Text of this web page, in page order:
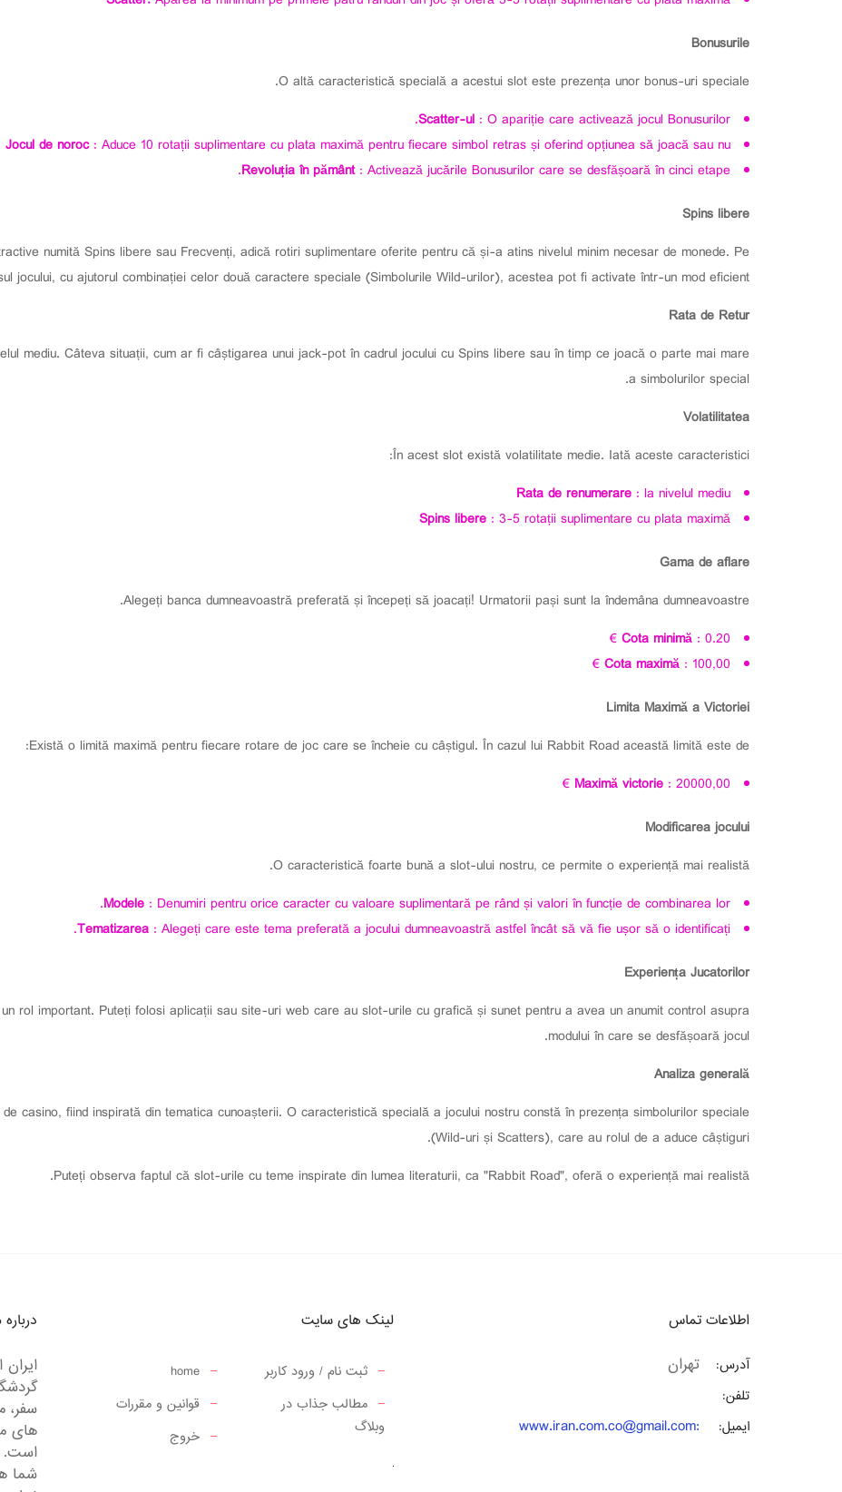
Bonusurile
O altă caracteristică specială a acestui slot este prezența unor bonus-uri speciale.
Scatter-ul : O apariție care activează jocul Bonusurilor.
Jocul de noroc: Aduce 10 rotații suplimentare cu plata maximă pentru fiecare simbol retras și oferind opțiunea să joacă sau nu
Revoluția în pământ: Activează jucările Bonusurilor care se desfășoară în cinci etape.
Spins libere
numită Spins libere sau Frecvenți, adică rotiri suplimentare oferite pentru că și-a atins nivelul minim necesar de monede. Pe
jocului, cu ajutorul combinației celor două caractere speciale (Simbolurile Wild-urilor), acestea pot fi activate într-un mod eficient.
Rata de Retur
mediu. Câteva situații, cum ar fi câștigarea unui jack-pot în cadrul jocului cu Spins libere sau în timp ce joacă o parte mai mare
a simbolurilor special.
Volatilitatea
În acest slot există volatilitate medie. Iată aceste caracteristici:
Rata de renumerare : la nivelul mediu
Spins libere : 3-5 rotații suplimentare cu plata maximă
Gama de aflare
Alegeți banca dumneavoastră preferată și începeți să joacați! Urmatorii pași sunt la îndemâna dumneavoastre.
Cota minimă : 0.20 €
Cota maximă : 100,00 €
Limita Maximă a Victoriei
Există o limită maximă pentru fiecare rotare de joc care se încheie cu câștigul. În cazul lui Rabbit Road această limită este de:
Maximă victorie : 20000,00 €
Modificarea jocului
O caracteristică foarte bună a slot-ului nostru, ce permite o experiență mai realistă.
Modele : Denumiri pentru orice caracter cu valoare suplimentară pe rând și valori în funcție de combinarea lor.
Tematizarea : Alegeți care este tema preferată a jocului dumneavoastră astfel încât să vă fie ușor să o identificați.
Experiența Jucatorilor
rol important. Puteți folosi aplicații sau site-uri web care au slot-urile cu grafică și sunet pentru a avea un anumit control asupra
modului în care se desfășoară jocul.
Analiza generală
casino, fiind inspirată din tematica cunoașterii. O caracteristică specială a jocului nostru constă în prezența simbolurilor speciale
(Wild-uri și Scatters), care au rolul de a aduce câștiguri.
Puteți observa faptul că slot-urile cu teme inspirate din lumea literaturii, ca "Rabbit Road", oferă o experiență mai realistă.
درباره
سفر،
های
است.
شما
لینک های سایت
home
ثبت نام / ورود کاربر
قوانین و مقررات
مطالب جذاب در
وبلاگ
خروج
اطلاعات تماس
آدرس: تهران
تلفن:
ایمیل:
:
www.iran.com.co@gmail.com